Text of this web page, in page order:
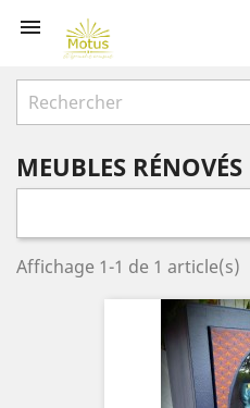

MEUBLES RÉNOVÉS
Affichage 1-1 de 1 article(s)